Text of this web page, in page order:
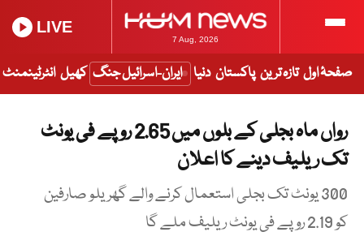
7 Aug, 2026
LIVE
صفحۂ اول تازہ ترین پاکستان دنیا ایران-اسرائیل جنگ کھیل انٹرٹینمنٹ
رواں ماہ بجلی کے بلوں میں 2.65 روپے فی یونٹ
تک ریلیف دینے کا اعلان
300 یونٹ تک بجلی استعمال کرنے والے گھریلو صارفین
کو 2.19 روپے فی یونٹ ریلیف ملے گا